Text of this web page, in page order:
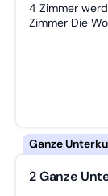
4 Zimmer
Zimmer Die
2 Ganze